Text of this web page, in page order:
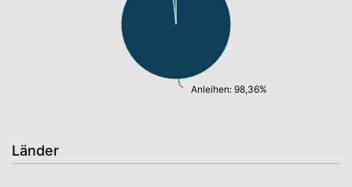
Anleihen: 98,36%
Länder